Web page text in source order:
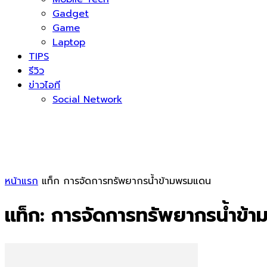
Gadget
Game
Laptop
TIPS
รีวิว
ข่าวไอที
Social Network
หน้าแรก แท็ก การจัดการทรัพยากรน้ำข้ามพรมแดน
แท็ก: การจัดการทรัพยากรน้ำข้